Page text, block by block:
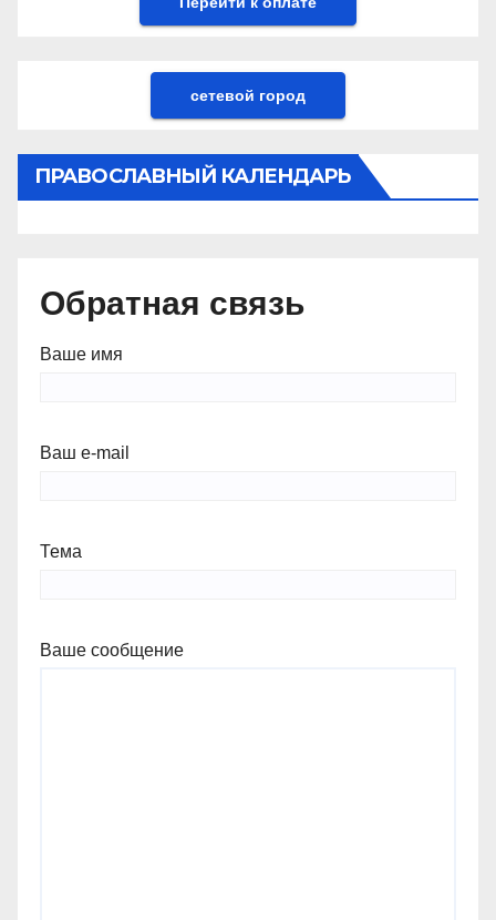
сетевой город
ПРАВОСЛАВНЫЙ КАЛЕНДАРЬ
Обратная связь
Ваше имя
Ваш e-mail
Тема
Ваше сообщение